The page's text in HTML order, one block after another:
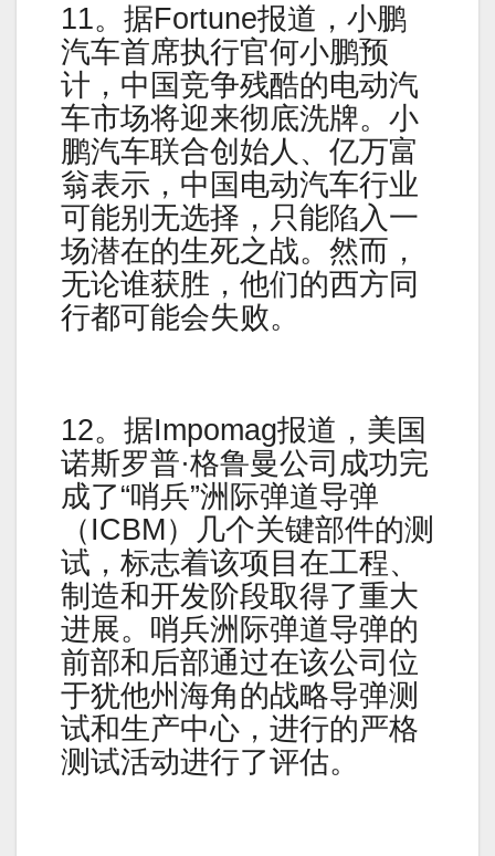
11。据Fortune报道，小鹏
汽车首席执行官何小鹏预
计，中国竞争残酷的电动汽
车市场将迎来彻底洗牌。小
鹏汽车联合创始人、亿万富
翁表示，中国电动汽车行业
可能别无选择，只能陷入一
场潜在的生死之战。然而，
无论谁获胜，他们的西方同
行都可能会失败。
12。据Impomag报道，美国
诺斯罗普·格鲁曼公司成功完
成了“哨兵”洲际弹道导弹
（ICBM）几个关键部件的测
试，标志着该项目在工程、
制造和开发阶段取得了重大
进展。哨兵洲际弹道导弹的
前部和后部通过在该公司位
于犹他州海角的战略导弹测
试和生产中心，进行的严格
测试活动进行了评估。